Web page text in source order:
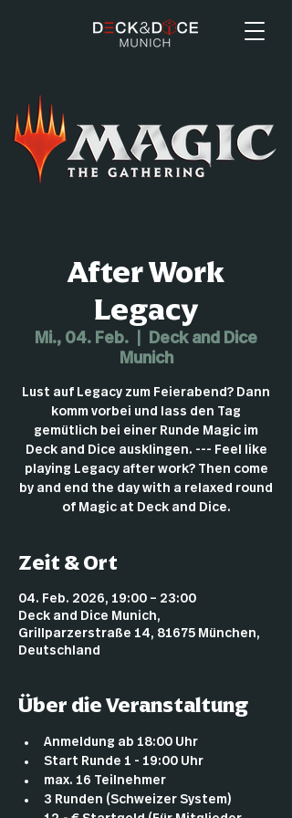
After Work
Legacy
Mi., 04. Feb.
Deck and Dice
Munich
Lust auf Legacy zum Feierabend? Dann
komm vorbei und lass den Tag
gemütlich bei einer Runde Magic im
Deck and Dice ausklingen. --- Feel like
playing Legacy after work? Then come
by and end the day with a relaxed round
of Magic at Deck and Dice.
Zeit & Ort
04. Feb. 2026, 19:00 – 23:00
Deck and Dice Munich,
Grillparzerstraße 14, 81675 München,
Deutschland
Über die Veranstaltung
Anmeldung ab 18:00 Uhr
Start Runde 1 - 19:00 Uhr
max. 16 Teilnehmer
3 Runden (Schweizer System)